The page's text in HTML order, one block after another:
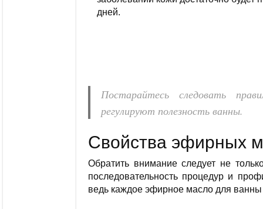
дней.
Постарайтесь следовать
регулируют полезность ванны.
Свойства эфирных
Обратить внимание следует не
последовательность процедур и
ведь каждое эфирное масло для